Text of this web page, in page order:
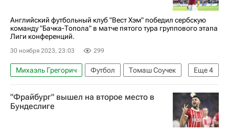
Английский футбольный клуб "Вест Хэм" победил сербскую
команду "Бачка-Топола" в матче пятого тура группового этапа
Лиги конференций.
30 ноября 2023, 23:03 299
Еще4
Михаэль Грегорич Футбол
Томаш Соучек
Фрайбург
Олимпиакос (Пирей)
Вест Хэм Юнайтед
"Фрайбург" вышел на второе место в
Бундеслиге